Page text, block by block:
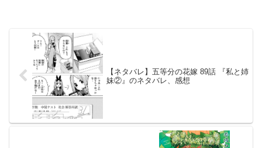
【ネタバレ】五等分の花嫁 89話 『私と姉
妹②』のネタバレ、感想